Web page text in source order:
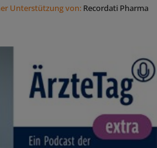
Unterstützung von: Recordati Pharma